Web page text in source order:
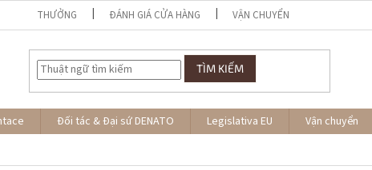
THƯỞNG ĐÁNH GIÁ CỬA HÀNG VẬN CHUYỂN
TÌM KIẾM
Đối tác & Đại sứ DENATO Legislativa EU Vận chuyển